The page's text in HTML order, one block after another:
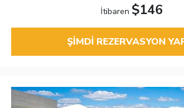
İtibaren $146
ŞIMDI REZERVASYON